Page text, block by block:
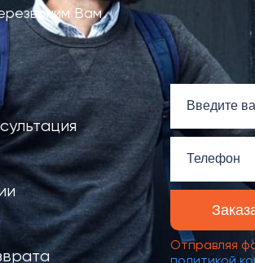
Вам
Отправляя